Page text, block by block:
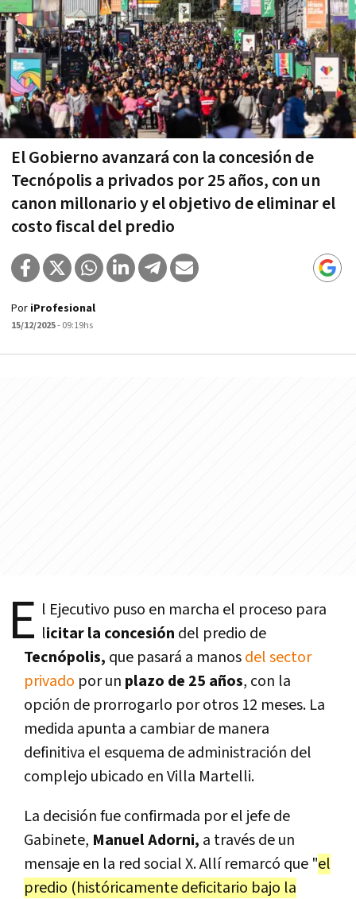
El Gobierno avanzará con la concesión de
Tecnópolis a privados por 25 años, con un
canon millonario y el objetivo de eliminar el
costo fiscal del predio
Por iProfesional
15/12/2025- 09:19hs
E l Ejecutivo puso en marcha el proceso para
licitar la concesión del predio de
Tecnópolis, que pasará a manosdel sector
privado por un plazo de 25 años, con la
opción de prorrogarlo por otros 12 meses. La
medida apunta a cambiar de manera
definitiva el esquema de administración del
complejo ubicado en Villa Martelli.
La decisión fue confirmada por el jefe de
Gabinete, Manuel Adorni, a través de un
mensaje en la red social X. Allí remarcó que "el
predio (históricamente deficitario bajo la